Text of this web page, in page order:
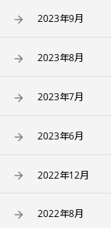
2023年9月
2023年8月
2023年7月
2023年6月
2022年12月
2022年8月